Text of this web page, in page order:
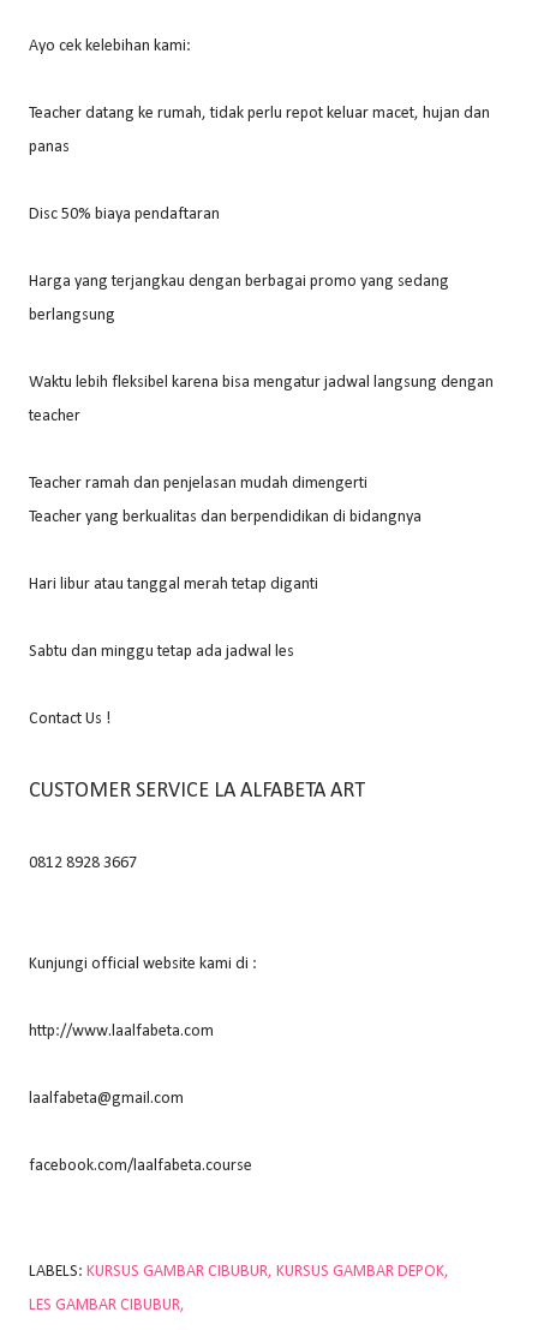
Ayo cek kelebihan kami:
Teacher datang ke rumah, tidak perlu repot keluar macet, hujan dan
panas
Disc 50% biaya pendaftaran
Harga yang terjangkau dengan berbagai promo yang sedang
berlangsung
Waktu lebih fleksibel karena bisa mengatur jadwal langsung dengan
teacher
Teacher ramah dan penjelasan mudah dimengerti
Teacher yang berkualitas dan berpendidikan di bidangnya
Hari libur atau tanggal merah tetap diganti
Sabtu dan minggu tetap ada jadwal les
Contact Us !
CUSTOMER SERVICE LA ALFABETA ART
0812 8928 3667
Kunjungi official website kami di :
http://www.laalfabeta.com
laalfabeta@gmail.com
facebook.com/laalfabeta.course
LABELS: KURSUS GAMBAR CIBUBUR KURSUS GAMBAR DEPOK
LES GAMBAR CIBUBUR